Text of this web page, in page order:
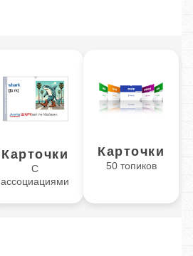
Карточки
С
ассоциациями
Карточки
50 топиков